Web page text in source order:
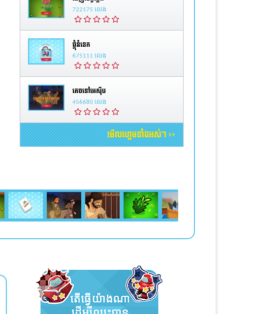
722175 លេង
ផ្គុំនំខេក
675111 លេង
គេចទៅអេស៊ីប
456680 លេង
មើលហ្គេមទាំងអស់។ >>